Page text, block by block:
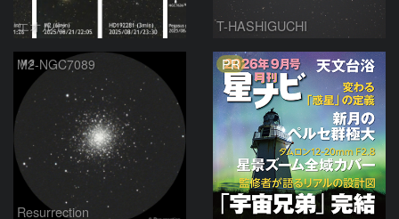
エオルセ T-HASHIGUCHI
M2-NGC7089
Resurrection
PR